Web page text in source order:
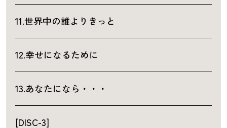
11.世界中の誰よりきっと
12.幸せになるために
13.あなたになら・・・
[DISC-3]